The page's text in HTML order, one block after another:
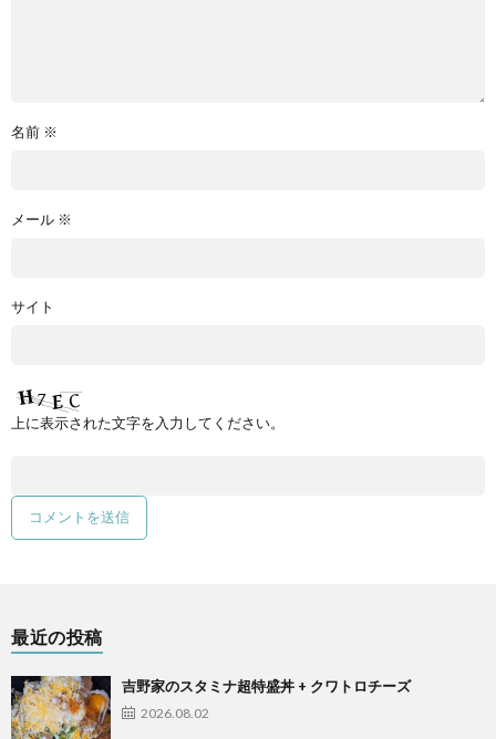
名前 ※
メール ※
サイト
上に表示された文字を入力してください。
最近の投稿
吉野家のスタミナ超特盛丼 + クワトロチーズ
2026.08.02